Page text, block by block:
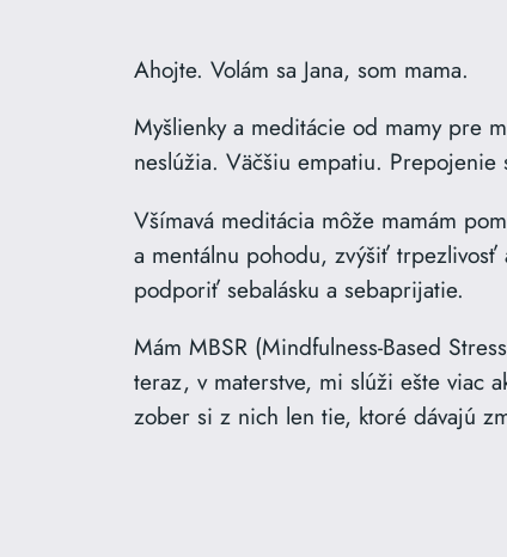
Ahojte. Volám sa Jana, som mama.
Myšlienky a meditácie od mamy pre
neslúžia. Väčšiu empatiu.
Všímavá meditácia môže mamám
a mentálnu pohodu, zvýšiť
podporiť sebalásku a sebaprijatie.
Mám MBSR (Mindfulness-Based
teraz, v materstve, mi slúži ešte viac
zober si z nich len tie, ktoré dávajú